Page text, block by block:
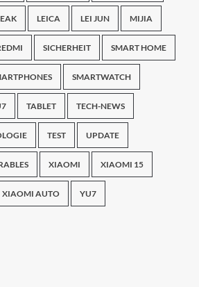
LEICA LEI JUN MIJIA
SICHERHEIT SMART HOME
SMARTWATCH
TABLET TECH-NEWS
TEST UPDATE
XIAOMI XIAOMI 15
XIAOMI AUTO YU7